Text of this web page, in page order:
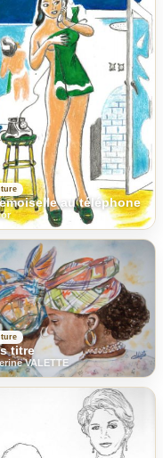
au téléphone
titre
VALETTE